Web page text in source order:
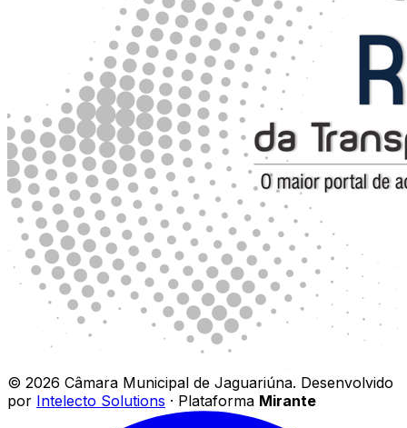
© 2026 Câmara Municipal de Jaguariúna. Desenvolvido
por Intelecto Solutions · Plataforma Mirante